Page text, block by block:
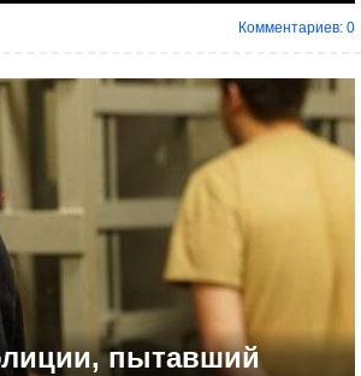
Комментариев: 0
пытавший